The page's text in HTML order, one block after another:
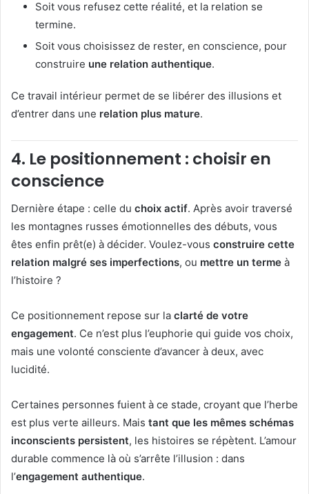
Soit vous refusez cette réalité, et la relation se
termine.
Soit vous choisissez de rester, en conscience, pour
construire une relation authentique.
Ce travail intérieur permet de se libérer des illusions et
d’entrer dans une relation plus mature.
4. Le positionnement : choisir en
conscience
Dernière étape : celle du choix actif. Après avoir traversé
les montagnes russes émotionnelles des débuts, vous
êtes enfin prêt(e) à décider. Voulez-vous construire cette
relation malgré ses imperfections, ou mettre un terme à
l’histoire ?
Ce positionnement repose sur la clarté de votre
engagement. Ce n’est plus l’euphorie qui guide vos choix,
mais une volonté consciente d’avancer à deux, avec
lucidité.
Certaines personnes fuient à ce stade, croyant que l’herbe
est plus verte ailleurs. Mais tant que les mêmes schémas
inconscients persistent, les histoires se répètent. L’amour
durable commence là où s’arrête l’illusion : dans
l’engagement authentique.